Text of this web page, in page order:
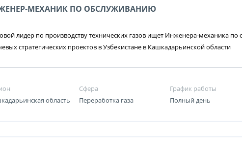
МЕХАНИК ПО ОБСЛУЖИВАНИЮ
лидер по производству технических газов ищет Инженера-механика по
стратегических проектов в Узбекистане в Кашкадарьинской области
Сфера График работы
область
Переработка газа Полный день